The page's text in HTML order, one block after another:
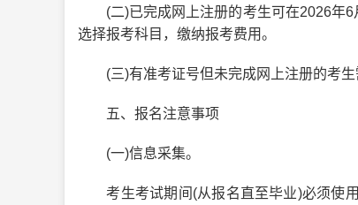
(二)已完成网上注册的考生可在2026年6
选择报考科目，缴纳报考费用。
(三)有准考证号但未完成网上注册的考生
五、报名注意事项
(一)信息采集。
考生考试期间(从报名直至毕业)必须使用